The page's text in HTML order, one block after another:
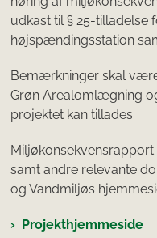
udkast til § 25-tilladelse
højspændingsstation
Bemærkninger skal
Grøn Arealomlægning
projektet kan tillades.
samt andre relevante
og Vandmiljøs
Projekthjemmeside